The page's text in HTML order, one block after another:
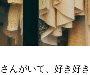
んがいて、好き好